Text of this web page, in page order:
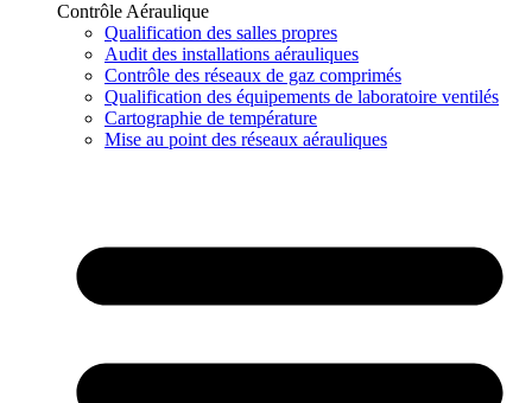
Contrôle Aéraulique
Qualification des salles propres
Audit des installations aérauliques
Contrôle des réseaux de gaz comprimés
Qualification des équipements de laboratoire ventilés
Cartographie de température
Mise au point des réseaux aérauliques